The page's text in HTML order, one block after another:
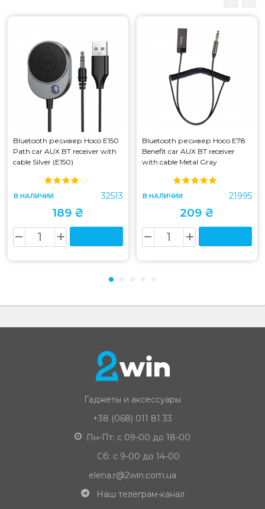
Bluetooth ресивер Hoco E150
Path car AUX BT receiver with
cable Silver (E150)
В НАЛИЧИИ 32513
189 ₴
Bluetooth ресивер Hoco E78
Benefit car AUX BT receiver
with cable Metal Gray
В НАЛИЧИИ 21995
209 ₴
Гаджеты и аксессуары
+38 (068) 011 81 33
Пн-Пт: с 09-00 до 18-00
Сб: с 9-00 до 14-00
elena.r@2win.com.ua
Наш телеграм-канал